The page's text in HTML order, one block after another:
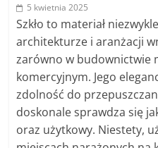
5 kwietnia 2025
Szkło to materiał
architekturze i aranżacji
zarówno w budownictwie
komercyjnym. Jego
zdolność do
doskonale sprawdza się
oraz użytkowy. Niestety,